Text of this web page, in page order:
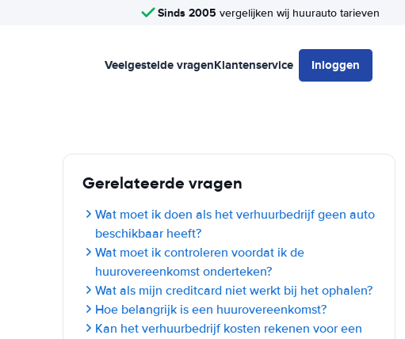
Sinds 2005 vergelijken wij huurauto tarieven
Veelgestelde vragenKlantenservice Inloggen
Gerelateerde vragen
Wat moet ik doen als het verhuurbedrijf geen auto
beschikbaar heeft?
Wat moet ik controleren voordat ik de
huurovereenkomst onderteken?
Wat als mijn creditcard niet werkt bij het ophalen?
Hoe belangrijk is een huurovereenkomst?
Kan het verhuurbedrijf kosten rekenen voor een